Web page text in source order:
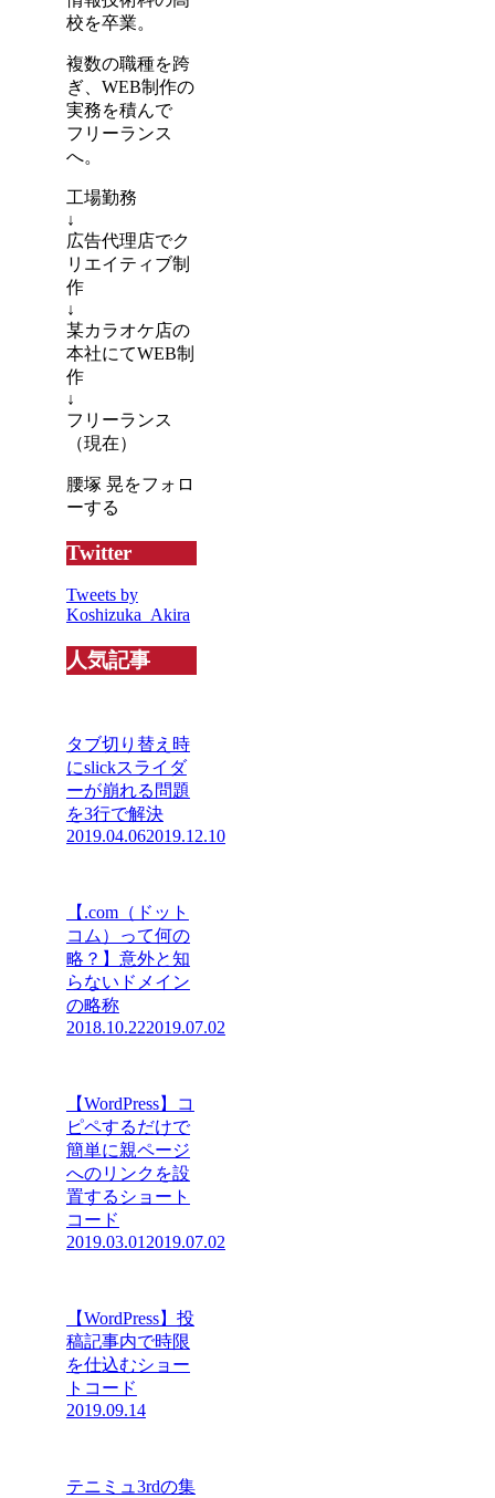
校を卒業。
複数の職種を跨
ぎ、WEB制作の
実務を積んで
フリーランス
へ。
工場勤務
↓
広告代理店でク
リエイティブ制
作
↓
某カラオケ店の
本社にてWEB制
作
↓
フリーランス
（現在）
腰塚 晃をフォロ
ーする
Twitter
Tweets by
Koshizuka_Akira
人気記事
タブ切り替え時
にslickスライダ
ーが崩れる問題
を3行で解決
2019.04.062019.12.10
【.com（ドット
コム）って何の
略？】意外と知
らないドメイン
の略称
2018.10.222019.07.02
【WordPress】コ
ピペするだけで
簡単に親ページ
へのリンクを設
置するショート
コード
2019.03.01 2019.07.02
【WordPress】投
稿記事内で時限
を仕込むショー
トコード
2019.09.14
テニミュ3rdの集